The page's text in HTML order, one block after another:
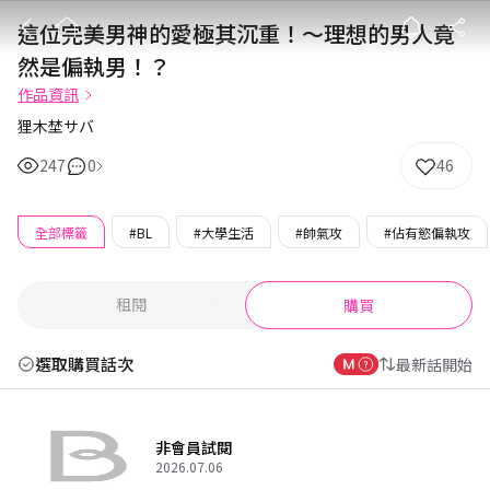
這位完美男神
這位完美男神的愛極其沉重！～理想的男人竟
然是偏執男！？
作品資訊
狸木埜サバ
247
0 46
全部標籤 #BL #大學生活 #帥氣攻 #佔有慾偏執攻
租閱 購買
選取購買話次 最新話開始
非會員試閱
2026.07.06